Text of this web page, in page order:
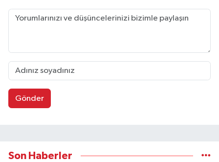
Gönder
Son Haberler